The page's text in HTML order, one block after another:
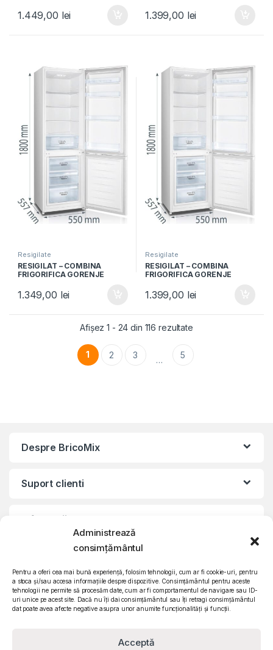
Administrează
consimțământul
Pentru a oferi cea mai bună experiență, folosim tehnologii, cum ar fi cookie-uri, pentru
a stoca și/sau accesa informațiile despre dispozitive. Consimțământul pentru aceste
tehnologii ne permite să procesăm date, cum ar fi comportamentul de navigare sau ID-
uri unice pe acest site. Dacă nu îți dai consimțământul sau îți retragi consimțământul
dat poate avea afecte negative asupra unor anumite funcționalități și funcții.
Acceptă
Usi reversibile, H 176cm,
Inox
1.449,00 lei
Usi reversibile, H 180cm, Alb
1.399,00 lei
Resigilate
RESIGILAT – COMBINA
FRIGORIFICA GORENJE
Usi reversibile, H 180cm, Alb
1.349,00 lei
Resigilate
RESIGILAT – COMBINA
FRIGORIFICA GORENJE
Usi reversibile, H 180cm, Alb
1.399,00 lei
Afișez 1 - 24 din 116 rezultate
1 2 3 … 5
Despre BricoMix
Suport clienti
Informatii legale
©2010 – 2024 Quattro SRL